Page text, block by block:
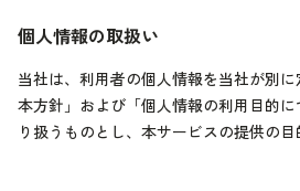
個人情報の取扱い
当社は、利用者の個人情報を当社が別
本方針」および「個人情報の利用目的
り扱うものとし、本サービスの提供の目